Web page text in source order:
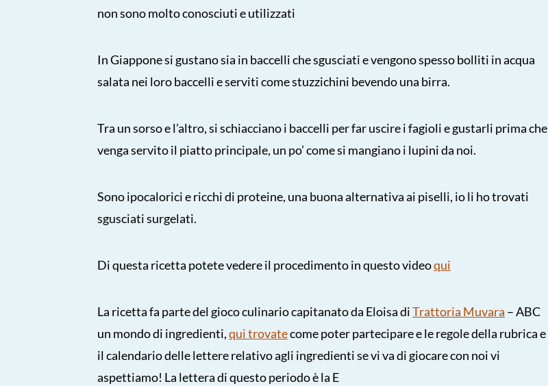
non sono molto conosciuti e utilizzati
In Giappone si gustano sia in baccelli che sgusciati e vengono spesso bolliti in acqua
salata nei loro baccelli e serviti come stuzzichini bevendo una birra.
Tra un sorso e l’altro, si schiacciano i baccelli per far uscire i fagioli e gustarli prima che
venga servito il piatto principale, un po’ come si mangiano i lupini da noi.
Sono ipocalorici e ricchi di proteine, una buona alternativa ai piselli, io li ho trovati
sgusciati surgelati.
Di questa ricetta potete vedere il procedimento in questo videoqui
La ricetta fa parte del gioco culinario capitanato da Eloisa diTrattoria Muvara – ABC
un mondo di ingredienti,qui trovatecome poter partecipare e le regole della rubrica e
il calendario delle lettere relativo agli ingredienti se vi va di giocare con noi vi
aspettiamo! La lettera di questo periodo è la E